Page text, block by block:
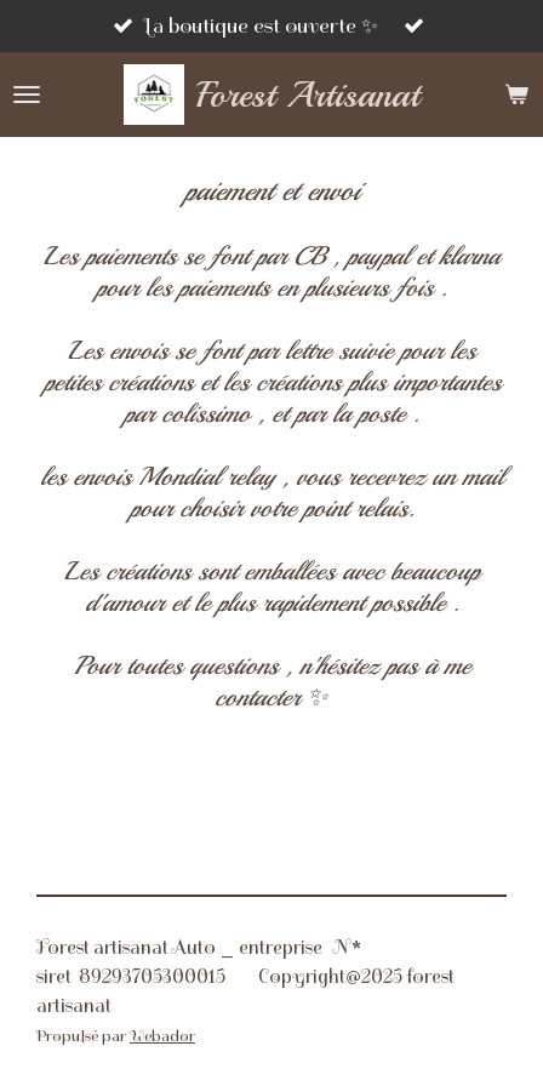
au
contenu
Forest Artisanat
La boutique est ouverte ✨
paiement et envoi
Les paiements se font par CB , paypal et klarna
pour les paiements en plusieurs fois .
Les envois se font par lettre suivie pour les
petites créations et les créations plus importantes
par colissimo , et par la poste .
les envois Mondial relay , vous recevrez un mail
pour choisir votre point relais.
Les créations sont emballées avec beaucoup
d'amour et le plus rapidement possible .
Pour toutes questions , n'hésitez pas à me
contacter ✨
Forest artisanat Auto _ entreprise N*
siret 89293705300015 Copyright@2025 forest
artisanat
Propulsé parWebador